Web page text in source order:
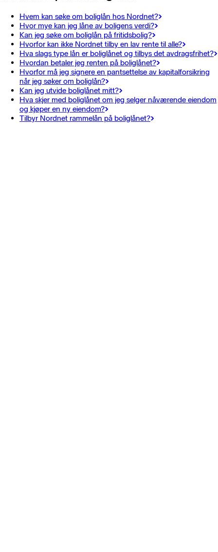
Hvem kan søke om boliglån hos Nordnet?
Hvor mye kan jeg låne av boligens verdi?
Kan jeg søke om boliglån på fritidsbolig?
Hvorfor kan ikke Nordnet tilby en lav rente til alle?
Hva slags type lån er boliglånet og tilbys det avdragsfrihet?
Hvordan betaler jeg renten på boliglånet?
Hvorfor må jeg signere en pantsettelse av kapitalforsikring
når jeg søker om boliglån?
Kan jeg utvide boliglånet mitt?
Hva skjer med boliglånet om jeg selger nåværende eiendom
og kjøper en ny eiendom?
Tilbyr Nordnet rammelån på boliglånet?